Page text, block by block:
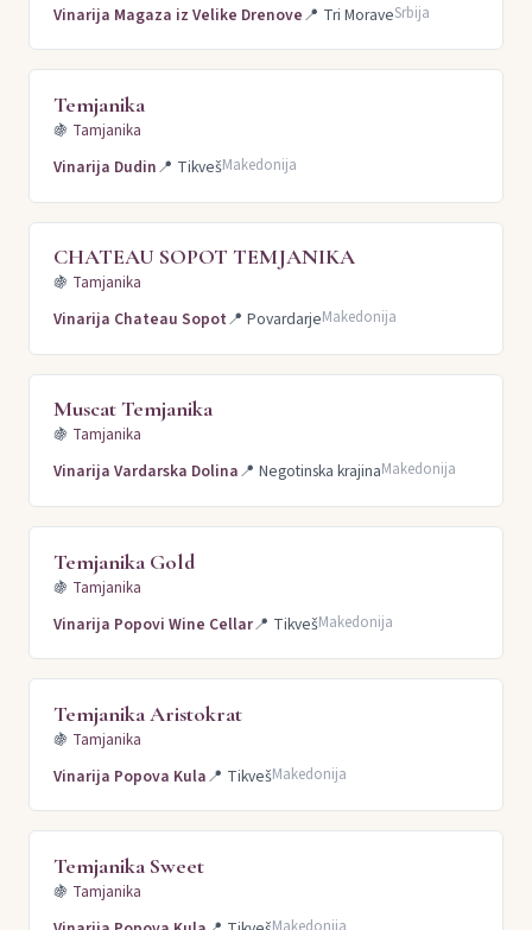
Vinarija Magaza iz Velike Drenove📍 Tri MoraveSrbija
Temjanika
🍇 Tamjanika
Vinarija Dudin📍 TikvešMakedonija
CHATEAU SOPOT TEMJANIKA
🍇 Tamjanika
Vinarija Chateau Sopot📍 PovardarjeMakedonija
Muscat Temjanika
🍇 Tamjanika
Vinarija Vardarska Dolina📍 Negotinska krajinaMakedonija
Temjanika Gold
🍇 Tamjanika
Vinarija Popovi Wine Cellar📍 TikvešMakedonija
Temjanika Aristokrat
🍇 Tamjanika
Vinarija Popova Kula📍 TikvešMakedonija
Temjanika Sweet
🍇 Tamjanika